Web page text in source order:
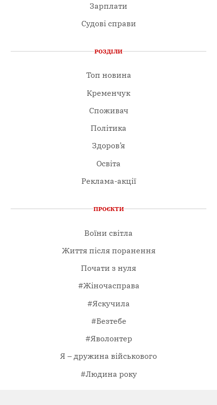
Зарплати
Судові справи
РОЗДІЛИ
Топ новина
Кременчук
Споживач
Політика
Здоров’я
Освіта
Реклама-акції
ПРОЄКТИ
Воїни світла
Життя після поранення
Почати з нуля
#Жіночасправа
#Яскучила
#Безтебе
#Яволонтер
Я – дружина військового
#Людина року